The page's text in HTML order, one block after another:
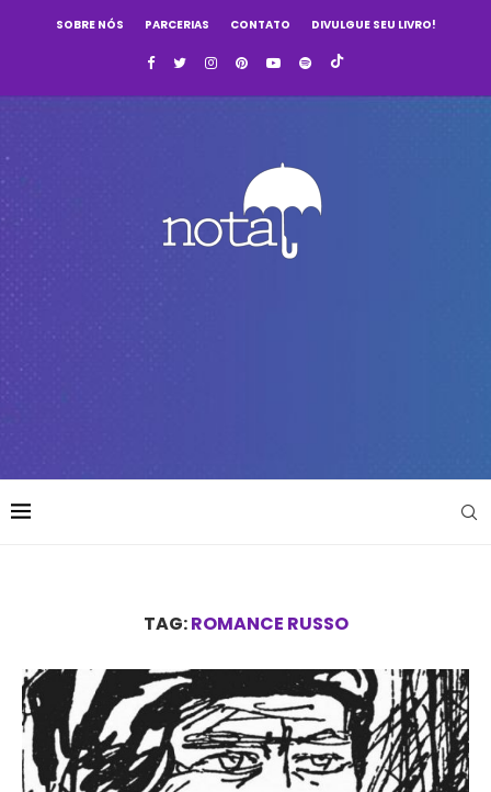
SOBRE NÓS PARCERIAS CONTATO DIVULGUE SEU LIVRO!
TAG:ROMANCE RUSSO